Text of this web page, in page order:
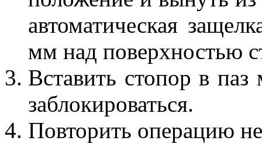
автоматическая
мм над поверхностью
Вставить стопор в
заблокироваться.
Повторить операцию